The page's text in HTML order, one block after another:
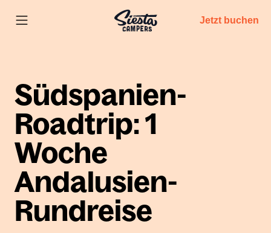
Jetzt buchen
Südspanien-
Roadtrip: 1
Woche
Andalusien-
Rundreise